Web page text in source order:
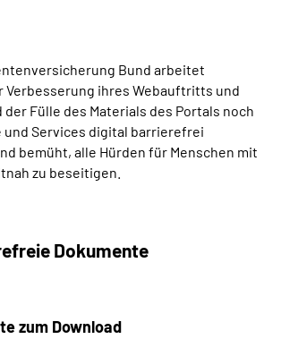
Bund arbeitet
Verbesserung ihres Webauftritts und
Fülle des Materials des Portals noch
und Services digital barrierefrei
bemüht, alle Hürden für Menschen mit
zu beseitigen.
Dokumente
zum Download